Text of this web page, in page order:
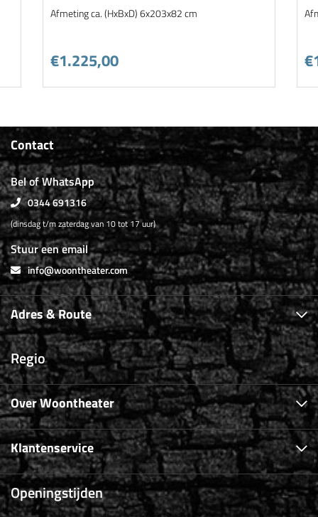
Afmeting ca. (HxBxD) 6x203x82 cm
€1.225,00
Contact
Bel of WhatsApp
0344 691316
(dinsdag t/m zaterdag van 10 tot 17 uur)
Stuur een email
info@woontheater.com
Adres & Route
Regio
Over Woontheater
Klantenservice
Openingstijden